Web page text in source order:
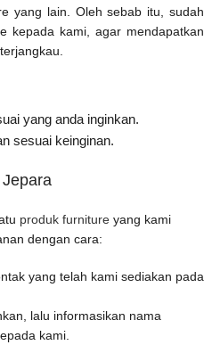
yang lain. Oleh sebab itu, sudah
kepada kami, agar mendapatkan
yang anda inginkan.
sesuai keinginan.
produk furniture yang kami
dengan cara:
yang telah kami sediakan pada
lalu informasikan nama
kami.